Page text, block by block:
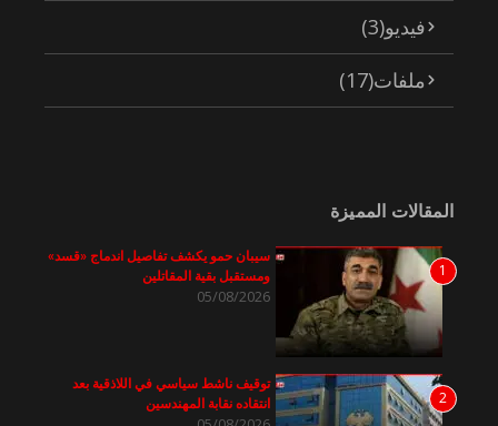
فيديو(3)
ملفات(17)
المقالات المميزة
1
سيبان حمو يكشف تفاصيل اندماج «قسد»
ومستقبل بقية المقاتلين
05/08/2026
2
توقيف ناشط سياسي في اللاذقية بعد
انتقاده نقابة المهندسين